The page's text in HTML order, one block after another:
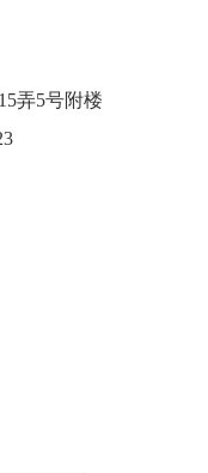
弄5号附楼